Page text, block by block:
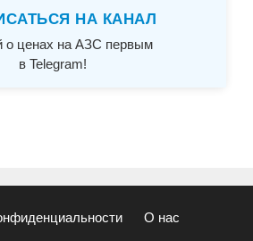
НА КАНАЛ
о ценах на АЗС первым
в Telegram!
О нас